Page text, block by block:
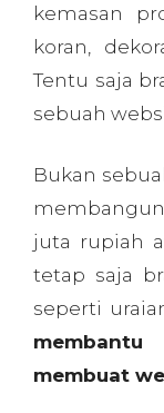
kemasan
koran,
Tentu saja
sebuah
Bukan
juta rupiah
tetap saja
seperti
membuat